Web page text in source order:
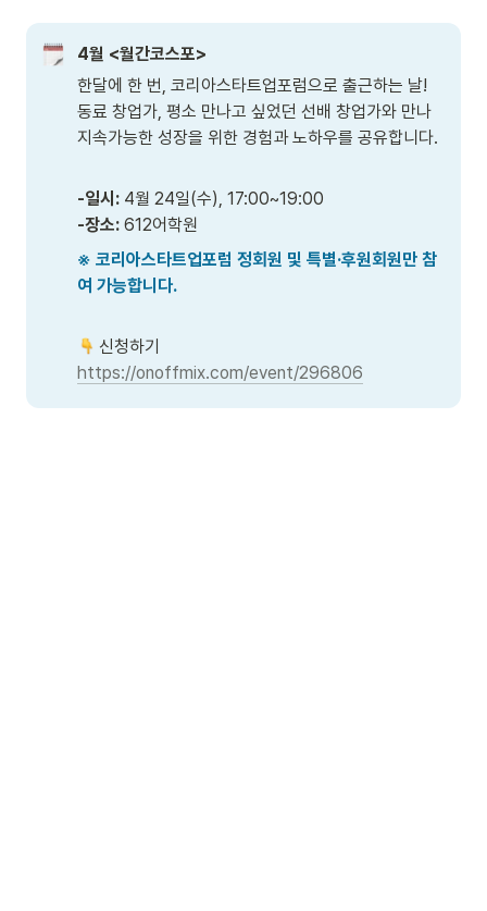
4월 <월간코스포>
한달에 한 번, 코리아스타트업포럼으로 출근하는 날!
동료 창업가, 평소 만나고 싶었던 선배 창업가와 만나
지속가능한 성장을 위한 경험과 노하우를 공유합니다.
-일시:
-장소: 612어학원
※ 코리아스타트업포럼 정회원 및 특별·후원회원만 참
여 가능합니다.
https://onoffmix.com/event/296806